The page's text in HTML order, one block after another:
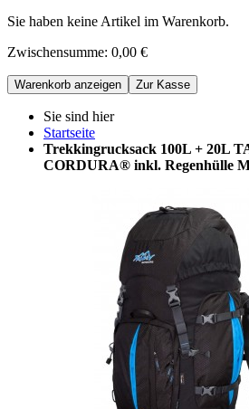
Sie haben keine Artikel im Warenkorb.
Zwischensumme: 0,00 €
Warenkorb anzeigen Zur Kasse
Sie sind hier
Startseite
Trekkingrucksack 100L + 20L
CORDURA® inkl. Regenhülle